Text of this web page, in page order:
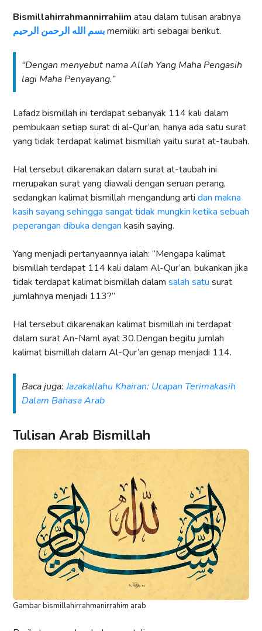
Bismillahirrahmannirrahiim atau dalam tulisan arabnya
بسم الله الرحمن الرحيمmemiliki arti sebagai berikut.
“Dengan menyebut nama Allah Yang Maha Pengasih
lagi Maha Penyayang.”
Lafadz bismillah ini terdapat sebanyak 114 kali dalam
pembukaan setiap surat di al-Qur’an, hanya ada satu surat
yang tidak terdapat kalimat bismillah yaitu surat at-taubah.
Hal tersebut dikarenakan dalam surat at-taubah ini
merupakan surat yang diawali dengan seruan perang,
sedangkan kalimat bismillah mengandung arti dan makna
kasih sayang sehingga sangat tidak mungkin ketika sebuah
peperangan dibuka dengan kasih saying.
Yang menjadi pertanyaannya ialah: “Mengapa kalimat
bismillah terdapat 114 kali dalam Al-Qur’an, bukankan jika
tidak terdapat kalimat bismillah dalam salah satu surat
jumlahnya menjadi 113?”
Hal tersebut dikarenakan kalimat bismillah ini terdapat
dalam surat An-Naml ayat 30.Dengan begitu jumlah
kalimat bismillah dalam Al-Qur’an genap menjadi 114.
Baca juga:Jazakallahu Khairan: Ucapan Terimakasih
Dalam Bahasa Arab
Tulisan Arab Bismillah
Gambar bismillahirrahmanirrahim arab